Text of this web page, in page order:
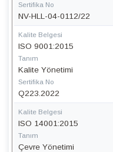
Sertifika No
NV-HLL-04-0112/22
Kalite Belgesi
ISO 9001:2015
Tanım
Kalite Yönetimi
Sertifika No
Q223.2022
Kalite Belgesi
ISO 14001:2015
Tanım
Çevre Yönetimi